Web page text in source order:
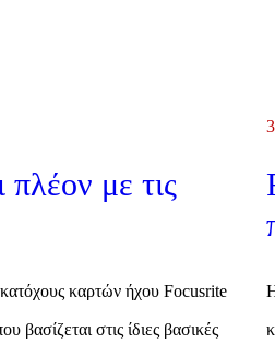
με τις
κατόχους καρτών ήχου Focusrite
στις ίδιες βασικές